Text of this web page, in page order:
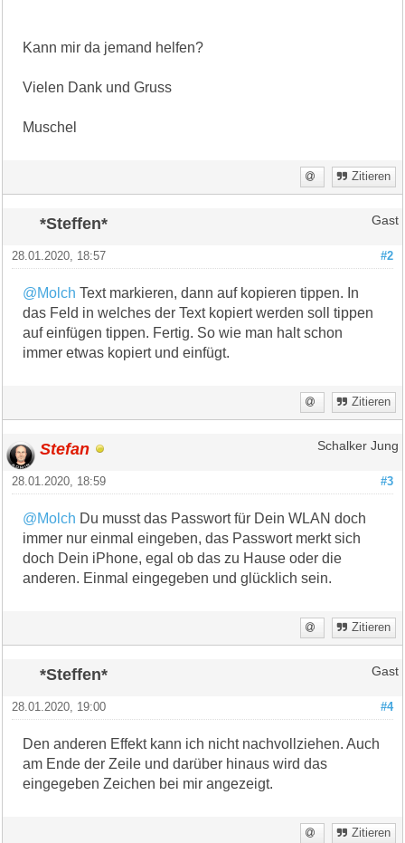
Kann mir da jemand helfen?
Vielen Dank und Gruss
Muschel
Zitieren
*Steffen* Gast
#2
28.01.2020, 18:57
@Molch Text markieren, dann auf kopieren tippen. In
das Feld in welches der Text kopiert werden soll tippen
auf einfügen tippen. Fertig. So wie man halt schon
immer etwas kopiert und einfügt.
Zitieren
Stefan Schalker Jung
#3
28.01.2020, 18:59
@Molch Du musst das Passwort für Dein WLAN doch
immer nur einmal eingeben, das Passwort merkt sich
doch Dein iPhone, egal ob das zu Hause oder die
anderen. Einmal eingegeben und glücklich sein.
Zitieren
*Steffen* Gast
#4
28.01.2020, 19:00
Den anderen Effekt kann ich nicht nachvollziehen. Auch
am Ende der Zeile und darüber hinaus wird das
eingegeben Zeichen bei mir angezeigt.
Zitieren